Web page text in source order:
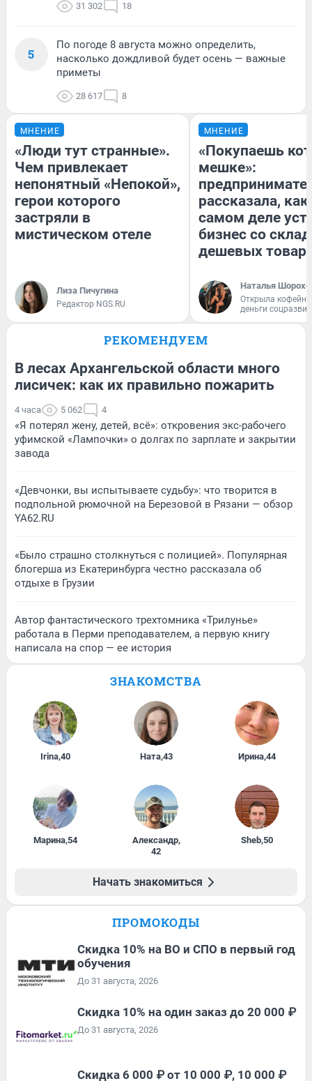
31 302 18
5
По погоде 8 августа можно определить,
насколько дождливой будет осень — важные
приметы
28 617 8
МНЕНИЕ
«Люди тут странные».
Чем привлекает
непонятный «Непокой»,
герои которого
застряли в
мистическом отеле
Лиза Пичугина
Редактор NGS.RU
МНЕНИЕ
«Покупаешь
мешке»:
рассказала, как
самом деле
бизнес со
дешевых
Наталья
Открыла
деньги
РЕКОМЕНДУЕМ
В лесах Архангельской области много
лисичек: как их правильно пожарить
4 часа 5 062 4
«Я потерял жену, детей, всё»: откровения экс-рабочего
уфимской «Лампочки» о долгах по зарплате и закрытии
завода
«Девчонки, вы испытываете судьбу»: что творится в
подпольной рюмочной на Березовой в Рязани — обзор
YA62.RU
«Было страшно столкнуться с полицией». Популярная
блогерша из Екатеринбурга честно рассказала об
отдыхе в Грузии
Автор фантастического трехтомника «Трилунье»
работала в Перми преподавателем, а первую книгу
написала на спор — ее история
ЗНАКОМСТВА
Irina,40 Ната,43 Ирина,44
Марина,54 Александр,
42
Sheb,50
Начать знакомиться
ПРОМОКОДЫ
Скидка 10% на ВО и СПО в первый год
обучения
До 31 августа, 2026
Скидка 10% на один заказ до 20 000 ₽
До 31 августа, 2026
Скидка 6 000 ₽ от 10 000 ₽, 10 000 ₽